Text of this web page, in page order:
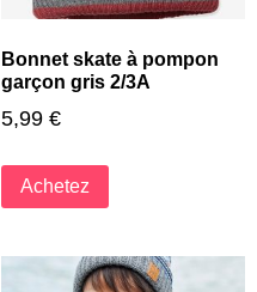
Bonnet skate à pompon
garçon gris 2/3A
5,99 €
Achetez